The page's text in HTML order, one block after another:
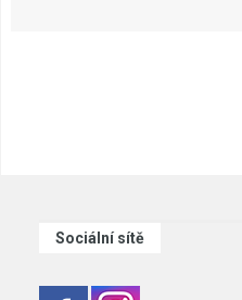
Sociální sítě